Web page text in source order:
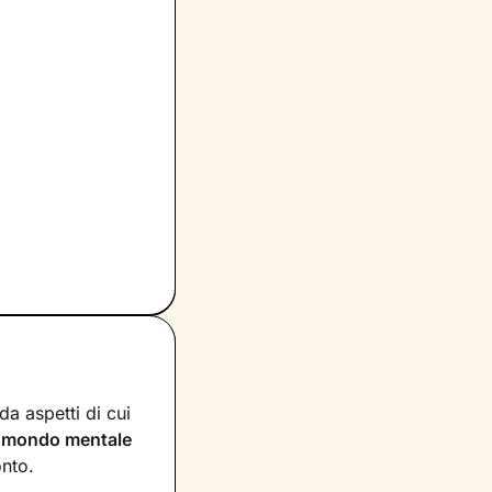
aspetti di cui
mondo mentale